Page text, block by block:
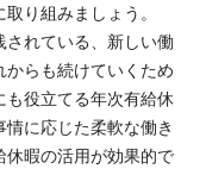
り組みましょう。
されている、新しい働
からも続けていくため
も役立てる年次有給休
に応じた柔軟な働き
休暇の活用が効果的で